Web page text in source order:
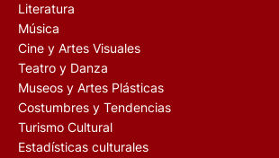
Literatura
Música
Cine y Artes Visuales
Teatro y Danza
Museos y Artes Plásticas
Costumbres y Tendencias
Turismo Cultural
Estadísticas culturales